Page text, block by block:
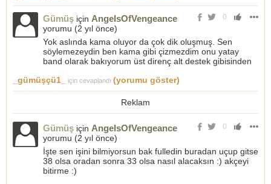
0
Gümüş için AngelsOfVengeance
yorumu (2 yıl önce)
Yok aslında kama oluyor da çok dik oluşmuş. Sen
söylemezeydin ben kama gibi çizmezdim onu yatay
band olarak bakıyorum üst direnç alt destek gibisinden
_gümüşçü1_
için cevaplandı (yorumu göster)
Reklam
0
Gümüş için AngelsOfVengeance
yorumu (2 yıl önce)
İşte sen işini bilmiyorsun bak fulledin buradan uçup gitse
38 olsa oradan sonra 33 olsa nasıl alacaksın :) akçeyi
bitirme :)